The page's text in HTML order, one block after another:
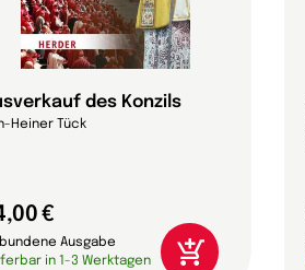
des Konzils
Heiner Tück
€
Ausgabe
in 1-3 Werktagen